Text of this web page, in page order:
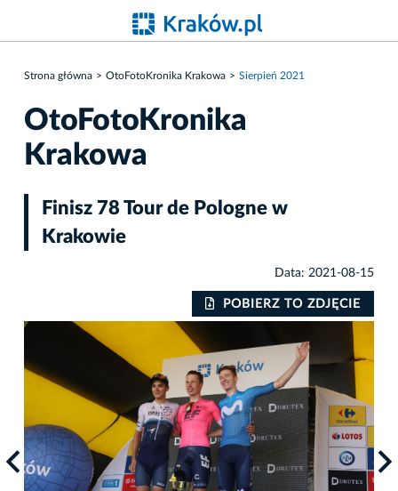
Strona główna OtoFotoKronika Krakowa Sierpień 2021
OtoFotoKronika
Krakowa
Finisz 78 Tour de Pologne w
Krakowie
Data: 2021-08-15
POBIERZ TO ZDJĘCIE